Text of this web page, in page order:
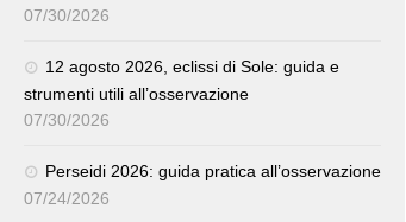
07/30/2026
12 agosto 2026, eclissi di Sole: guida e
strumenti utili all’osservazione
07/30/2026
Perseidi 2026: guida pratica all’osservazione
07/24/2026